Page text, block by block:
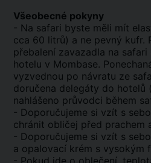
Všeobecné pokyny
- Na safari byste měli mít
cca 60 litrů) a ne pevný kufr.
přebalení zavazadla na
hotelu v Mombase.
vyzvednou po návratu ze
doručena delegáty do
nahlášeno průvodci během
- Doporučujeme si vzít s
chránit obličej před prachem
- Doporučujeme si vzít s
a opalovací krém s vysokým
- Pokud jde o oblečení,